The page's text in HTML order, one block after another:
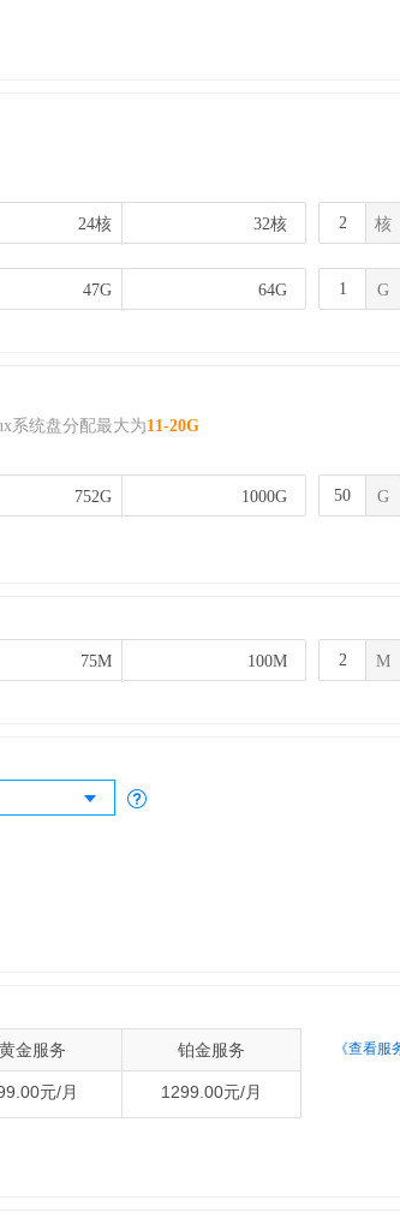
24核 32核
24核 32核 核
47G 64G
47G 64G G
系统盘分配最大为11-20G
752G 1000G
752G 1000G G
75M 100M
75M 100M M
黄金服务
元/月
铂金服务
1299.00元/月
《查看服